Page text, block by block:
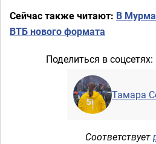
Сейчас также читают: В
ВТБ нового формата
Поделиться в соцсетях:
Тамара
Соответствует